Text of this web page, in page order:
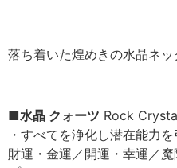
落ち着いた煌めきの水晶ネッ
■水晶 クォーツ Rock
・すべてを浄化し潜在能力
財運・金運／開運・幸運／